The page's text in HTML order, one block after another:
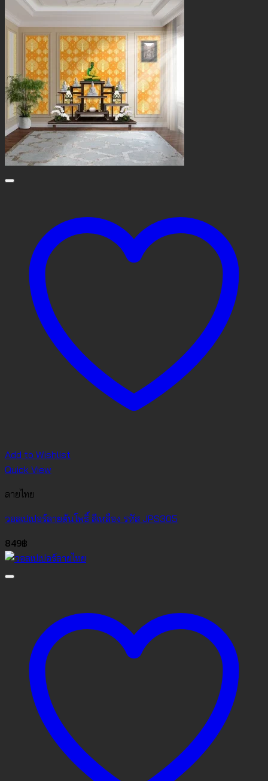
Add to Wishlist
Quick View
ลายไทย
วอลเปเปอร์ลายต้นโพธิ์ สีเหลือง รหัส JPS305
849฿